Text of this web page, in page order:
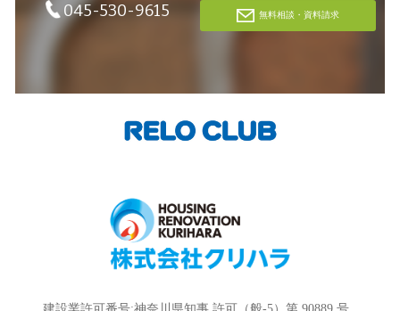
045-530-9615 無料相談・資料請求